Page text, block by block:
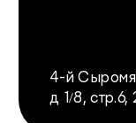
4-й
д. 1/8, стр.6,